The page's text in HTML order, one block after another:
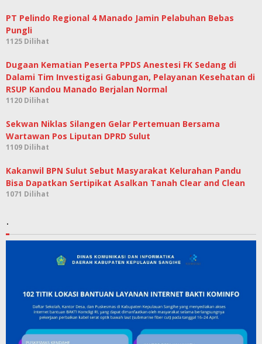
PT Pelindo Regional 4 Manado Jamin Pelabuhan Bebas
Pungli
1125 Dilihat
Dugaan Kematian Peserta PPDS Anestesi FK Sedang di
Dalami Tim Investigasi Gabungan, Pelayanan Kesehatan di
RSUP Kandou Manado Berjalan Normal
1120 Dilihat
Sekwan Niklas Silangen Gelar Pertemuan Bersama
Wartawan Pos Liputan DPRD Sulut
1109 Dilihat
Kakanwil BPN Sulut Sebut Masyarakat Kelurahan Pandu
Bisa Dapatkan Sertipikat Asalkan Tanah Clear and Clean
1071 Dilihat
.